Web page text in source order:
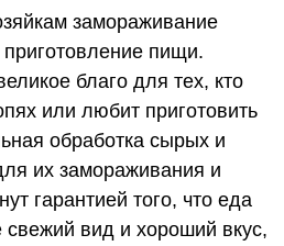
замораживание
приготовление пищи.
благо для тех, кто
или любит приготовить
обработка сырых и
их замораживания и
гарантией того, что еда
свежий вид и хороший вкус,